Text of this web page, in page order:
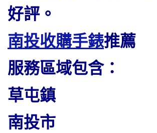
好評。
南投收購手錶推薦
服務區域包含：
草屯鎮
南投市